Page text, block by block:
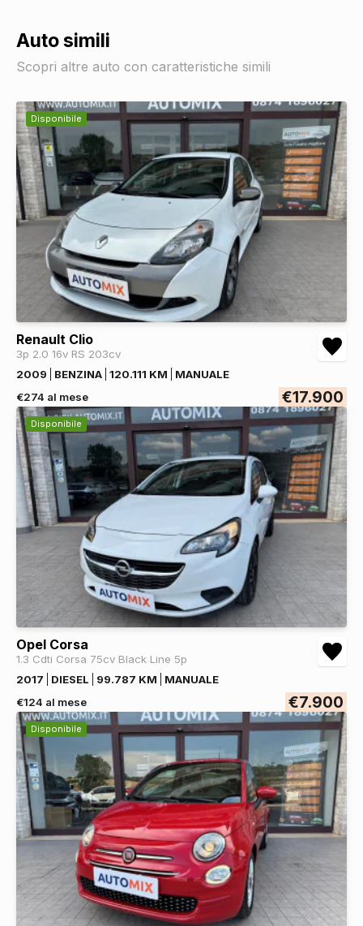
Auto simili
Scopri altre auto con caratteristiche simili
Disponibile
Renault Clio
3p 2.0 16v RS 203cv
2009
BENZINA 120.111 KM
MANUALE
€274 al mese
€17.900
Disponibile
Opel Corsa
1.3 Cdti Corsa 75cv Black Line 5p
2017
DIESEL 99.787 KM
MANUALE
€124 al mese
€7.900
Disponibile